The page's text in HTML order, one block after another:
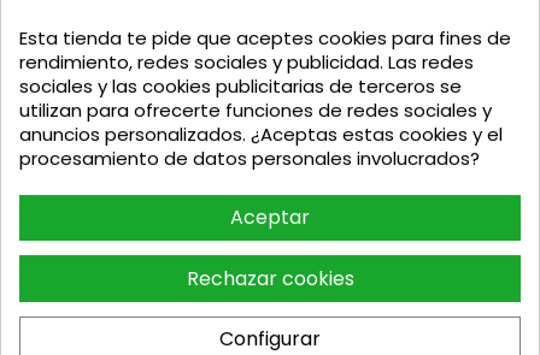
El innovador diseño del cuerpo de la caldera evita
que se produzcan condensaciones que provocan
creosota en el interior de los intercambiadores de
calor.
GRUPO TÉRMICO
Dotada de un conjunto de lementos hidráulicos:
electrónica, valvula de seguridad, transductor y
FIRE-STOP
Sistema automático de apagado que se activa si
la temperatura ambiente supera en tres grados la
temperatura deseada.
Esta tienda te pide que aceptes cookies para fines de
rendimiento, redes sociales y publicidad. Las redes
sociales y las cookies publicitarias de terceros se
utilizan para ofrecerte funciones de redes sociales y
anuncios personalizados. ¿Aceptas estas cookies y el
procesamiento de datos personales involucrados?
Aceptar
Rechazar cookies
Configurar